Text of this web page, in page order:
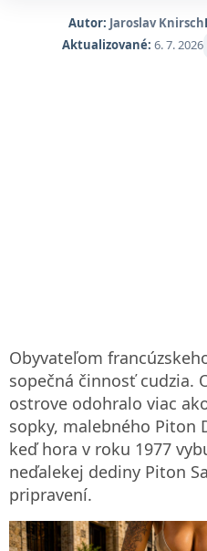
alebo čiernym pieskom -
la Fournaise, jednej z
Autor: Jaroslav Knirsch
Aktualizované: 6. 7. 2026
Obyvateľom
sopečná činnosť cudzia.
ostrove odohralo viac
sopky, malebného Piton
keď hora v roku 1977
neďalekej dediny Piton
pripravení.